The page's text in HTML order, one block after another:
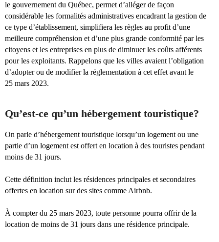
le gouvernement du Québec, permet d’alléger de façon
considérable les formalités administratives encadrant la gestion de
ce type d’établissement, simplifiera les règles au profit d’une
meilleure compréhension et d’une plus grande conformité par les
citoyens et les entreprises en plus de diminuer les coûts afférents
pour les exploitants. Rappelons que les villes avaient l’obligation
d’adopter ou de modifier la réglementation à cet effet avant le
25 mars 2023.
Qu’est-ce qu’un hébergement touristique?
On parle d’hébergement touristique lorsqu’un logement ou une
partie d’un logement est offert en location à des touristes pendant
moins de 31 jours.
Cette définition inclut les résidences principales et secondaires
offertes en location sur des sites comme Airbnb.
À compter du 25 mars 2023, toute personne pourra offrir de la
location de moins de 31 jours dans une résidence principale.